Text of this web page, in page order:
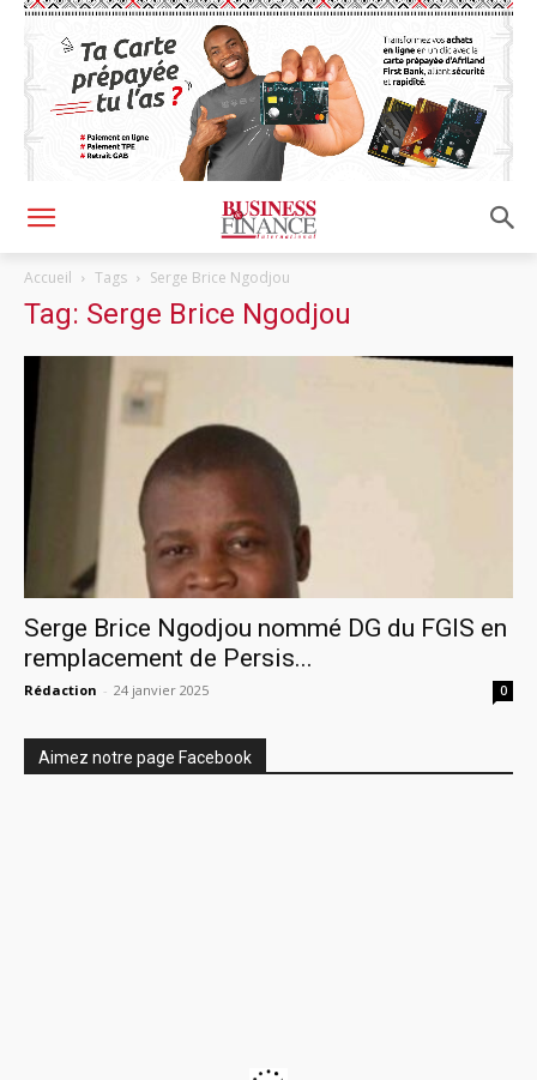
Accueil Tags Serge Brice Ngodjou
Tag: Serge Brice Ngodjou
Serge Brice Ngodjou nommé DG du FGIS en
remplacement de Persis...
Rédaction - 24 janvier 2025 0
Aimez notre page Facebook